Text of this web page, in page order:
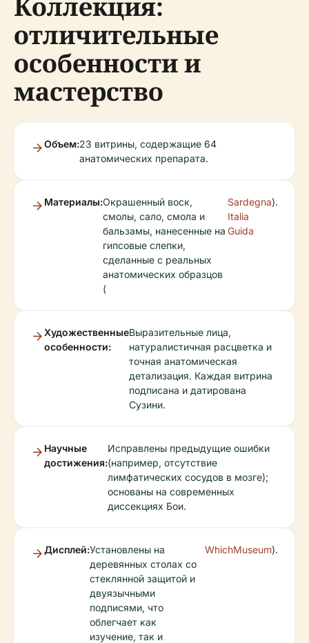
отличительные
особенности и
мастерство
Объем:23 витрины, содержащие 64
анатомических препарата.
Материалы:Окрашенный воск,
смолы, сало, смола и
бальзамы, нанесенные на
гипсовые слепки,
сделанные с реальных
анатомических образцов
(
Sardegna
Italia
Guida
).
Художественные
особенности:
Выразительные лица,
натуралистичная расцветка и
точная анатомическая
детализация. Каждая витрина
подписана и датирована
Сузини.
Научные
достижения:
Исправлены предыдущие ошибки
(например, отсутствие
лимфатических сосудов в мозге);
основаны на современных
диссекциях Бои.
Дисплей:Установлены на
деревянных столах со
стеклянной защитой и
двуязычными
подписями, что
облегчает как
изучение, так и
WhichMuseum).